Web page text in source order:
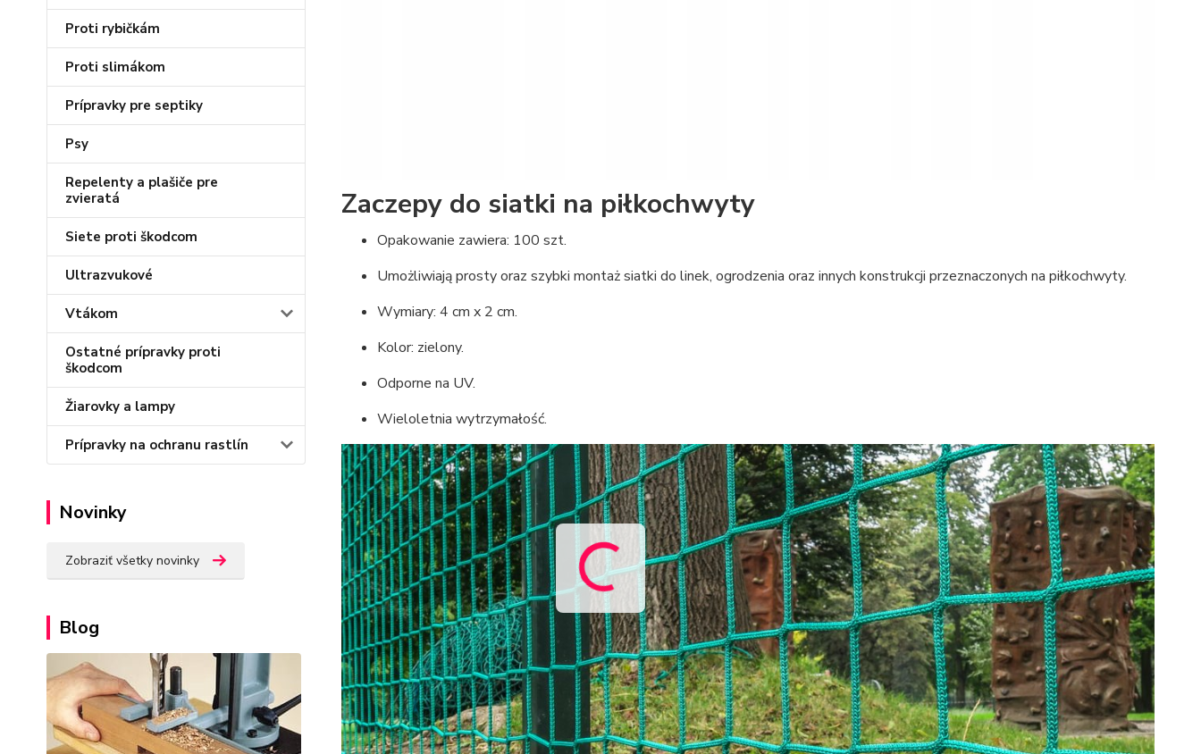
Proti rybičkám
Proti slimákom
Prípravky pre septiky
Psy
Repelenty a plašiče pre
zvieratá
Siete proti škodcom
Ultrazvukové
Vtákom
Ostatné prípravky proti
škodcom
Žiarovky a lampy
Prípravky na ochranu rastlín
Novinky
Zobraziť všetky novinky
Blog
Zaczepy do siatki na piłkochwyty
Opakowanie zawiera: 100 szt.
Umożliwiają prosty oraz szybki montaż siatki do linek, ogrodzenia oraz innych konstrukcji przeznaczonych na piłkochwyty.
Wymiary: 4 cm x 2 cm.
Kolor: zielony.
Odporne na UV.
Wieloletnia wytrzymałość.